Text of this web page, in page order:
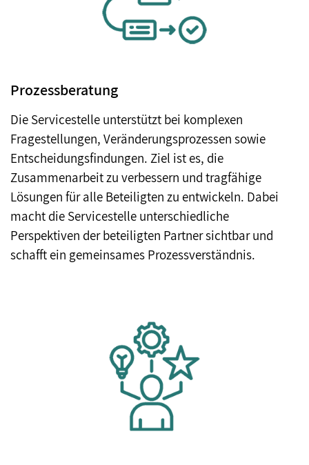
Prozessberatung
Die Servicestelle unterstützt bei komplexen
Fragestellungen, Veränderungsprozessen sowie
Entscheidungsfindungen. Ziel ist es, die
Zusammenarbeit zu verbessern und tragfähige
Lösungen für alle Beteiligten zu entwickeln. Dabei
macht die Servicestelle unterschiedliche
Perspektiven der beteiligten Partner sichtbar und
schafft ein gemeinsames Prozessverständnis.